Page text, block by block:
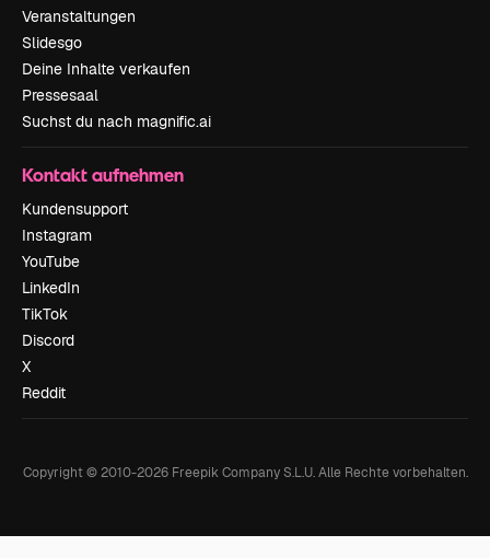
Veranstaltungen
Slidesgo
Deine Inhalte verkaufen
Pressesaal
Suchst du nach magnific.ai
Kontakt aufnehmen
Kundensupport
Instagram
YouTube
LinkedIn
TikTok
Discord
X
Reddit
Copyright © 2010-2026Freepik Company S.L.U. Alle Rechte vorbehalten.